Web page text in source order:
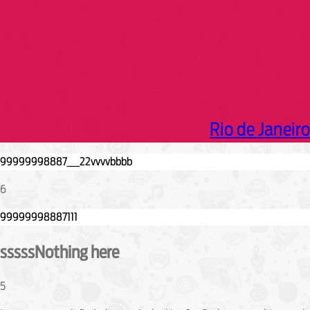
Rio de Janeiro
6
sssssNothing here
5